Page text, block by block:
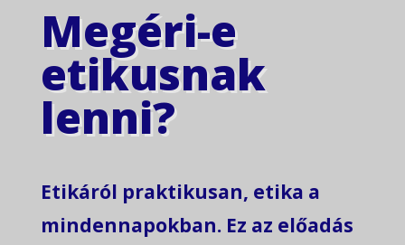
Megéri-e
etikusnak
lenni?
Etikáról praktikusan, etika a
mindennapokban. Ez az előadás